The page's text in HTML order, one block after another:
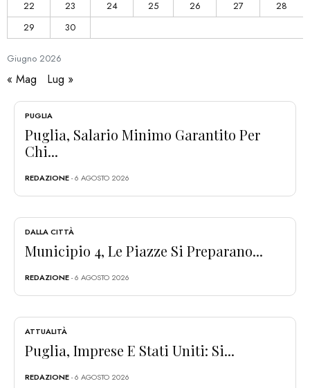
Giugno 2026
22
23 24 25 26 27
28
29
30
« Mag Lug »
PUGLIA
Puglia, Salario Minimo Garantito Per
Chi...
REDAZIONE- 6 AGOSTO 2026
DALLA CITTÀ
Municipio 4, Le Piazze Si Preparano...
REDAZIONE- 6 AGOSTO 2026
ATTUALITÀ
Puglia, Imprese E Stati Uniti: Si...
REDAZIONE- 6 AGOSTO 2026